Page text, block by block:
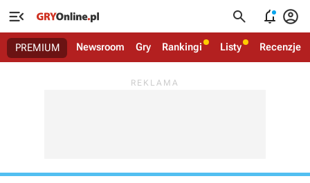
   
PREMIUM Newsroom Gry Rankingi Listy Recenzje